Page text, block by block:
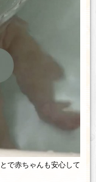
で赤ちゃんも安心して